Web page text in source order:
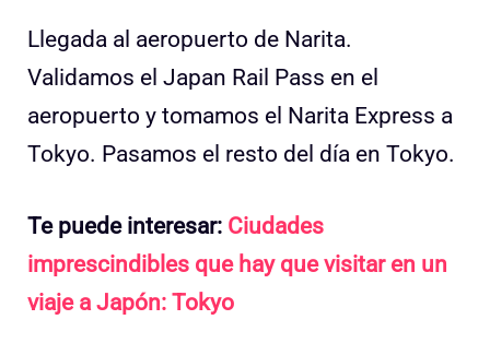
Llegada al aeropuerto de Narita.
Validamos el Japan Rail Pass en el
aeropuerto y tomamos el Narita Express a
Tokyo. Pasamos el resto del día en Tokyo.
Te puede interesar: Ciudades
imprescindibles que hay que visitar en un
viaje a Japón: Tokyo